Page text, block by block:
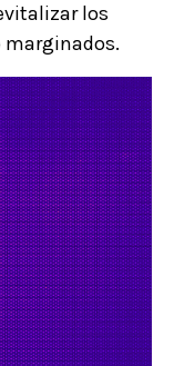
los
marginados.